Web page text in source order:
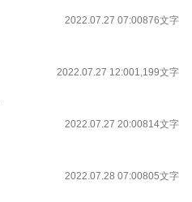
2022.07.27 07:00876文字
2022.07.27 12:001,199文字
2022.07.27 20:00814文字
2022.07.28 07:00805文字